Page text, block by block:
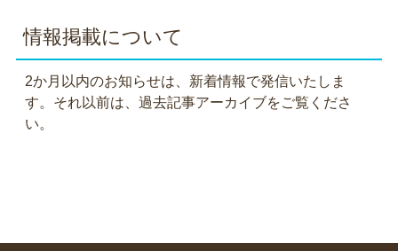
情報掲載について
2か月以内のお知らせは、新着情報で発信いたしま
す。それ以前は、過去記事アーカイブをご覧くださ
い。